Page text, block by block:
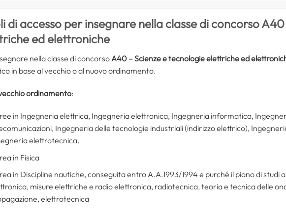
di accesso per insegnare nella classe di concorso
ed elettroniche
nella classe di concorsoA40 – Scienze e tecnologie elettriche ed
in base al vecchio o al nuovo ordinamento.
ordinamento:
in Ingegneria elettrica, Ingegneria elettronica, Ingegneria informatica,
Ingegneria delle tecnologie industriali (indirizzo elettrico),
elettrotecnica.
in Fisica
in Discipline nautiche, conseguita entro A.A.1993/1994 e purché il piano di studi
misure elettriche e radio elettronica, radiotecnica, teoria e tecnica delle
elettrotecnica